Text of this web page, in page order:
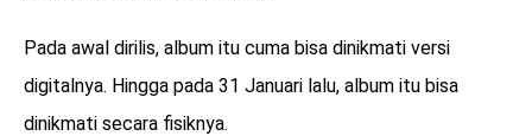
Pada awal dirilis, album itu cuma bisa dinikmati versi
digitalnya. Hingga pada 31 Januari lalu, album itu bisa
dinikmati secara fisiknya.